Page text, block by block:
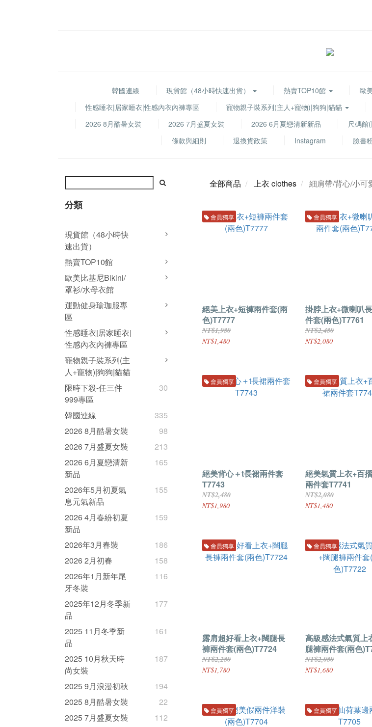
韓國連線 現貨館（48小時快速出貨） 熱賣TOP10館 歐
性感睡衣|居家睡衣|性感內衣內褲專區
寵物親子裝系列(主人+寵物)|狗狗|貓貓
2026 8月酷暑女裝
2026 7月盛夏女裝 2026 6月夏戀清新新品 尺碼館
條款與細則
退換貨政策 Instagram 臉書
分類
現貨館（48小時快
速出貨）
熱賣TOP10館
歐美比基尼Bikini/
罩衫/水母衣館
運動健身瑜珈服專
區
性感睡衣|居家睡衣|
性感內衣內褲專區
寵物親子裝系列(主
人+寵物)|狗狗|貓貓
限時下殺-任三件
999專區
30
韓國連線
335
2026 8月酷暑女裝
98
2026 7月盛夏女裝
213
2026 6月夏戀清新
新品
165
2026年5月初夏氣
息元氣新品
155
2026 4月春紛初夏
新品
159
2026年3月春裝
186
2026 2月初春
158
2026年1月新年尾
牙冬裝
116
2025年12月冬季新
品
177
2025 11月冬季新
品
161
2025 10月秋天時
尚女裝
187
2025 9月浪漫初秋
194
2025 8月酷暑女裝
22
2025 7月盛夏女裝
112
全部商品 上衣 clothes 細肩帶/背心/小可
會員獨享
絕美上衣+短褲兩件套(兩
色)T7777
NT$1,980
NT$1,480
會員獨享
掛脖上衣+微喇叭
件套(兩色)T7761
NT$2,480
NT$2,080
會員獨享
絕美背心＋t長裙兩件套
T7743
NT$2,480
NT$1,980
會員獨享
絕美氣質上衣+百
兩件套T7741
NT$2,080
NT$1,480
會員獨享
露肩超好看上衣+闊腿長
褲兩件套(兩色)T7724
NT$2,280
NT$1,780
會員獨享
高級感法式氣質上
腿褲兩件套(兩色
NT$2,080
NT$1,680
會員獨享 會員獨享